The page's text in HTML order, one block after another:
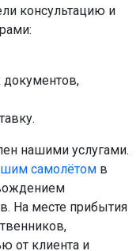
консультацию и
документов,
нашими услугами.
самолётом в
На месте прибытия
от клиента и